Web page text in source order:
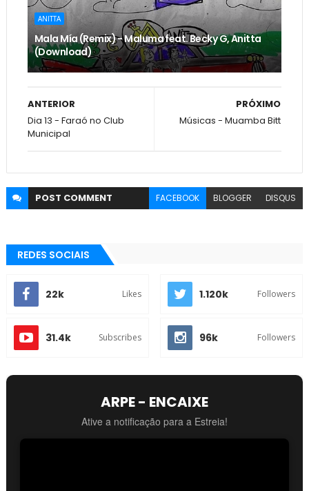
ANITTA
Mala Mía (Remix) - Maluma feat. Becky G, Anitta
(Download)
PRÓXIMO
Músicas - Muamba Bitt
ANTERIOR
Dia 13 - Faraó no Club
Municipal
POST COMMENT FACEBOOK BLOGGER DISQUS
REDES SOCIAIS
22k Likes 1.120k Followers
31.4k Subscribes 96k Followers
ARPE - ENCAIXE
Ative a notificação para a Estreia!